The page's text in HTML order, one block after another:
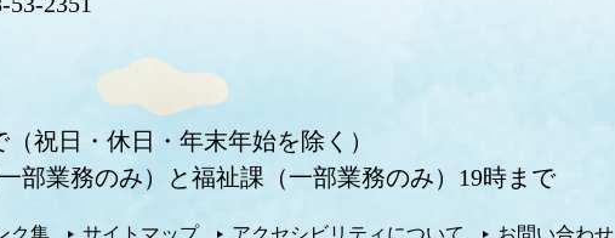
祝日・休日・年末年始を除く）
部業務のみ）と福祉課（一部業務のみ）19時まで
ク集 サイトマップ アクセシビリティについて お問い合わせ